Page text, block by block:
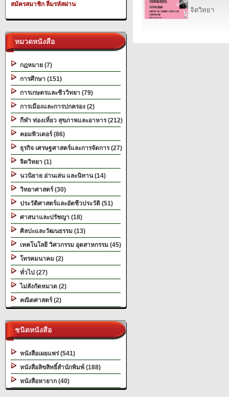
สมัครสมาชิก ลืมรหัสผ่าน
หมวดหนังสือ
กฎหมาย (7)
การศึกษา (151)
การเกษตรและชีววิทยา (79)
การเมืองและการปกครอง (2)
กีฬา ท่องเที่ยว สุขภาพและอาหาร (212)
คอมพิวเตอร์ (86)
ธุรกิจ เศรษฐศาสตร์และการจัดการ (27)
จิตวิทยา (1)
นวนิยาย อ่านเล่น และนิทาน (14)
วิทยาศาสตร์ (30)
ประวัติศาสตร์และอัตชีวประวัติ (51)
ศาสนาและปรัชญา (18)
ศิลปะและวัฒนธรรม (13)
เทคโนโลยี วิศวกรรม อุตสาหกรรม (45)
โทรคมนาคม (2)
ทั่วไป (27)
ไม่สังกัดหมวด (2)
คณิตศาสตร์ (2)
ชนิดหนังสือ
หนังสือเผยแพร่ (541)
หนังสือลิขสิทธิ์สำนักพิมพ์ (188)
หนังสือหายาก (40)
จิตวิทยา